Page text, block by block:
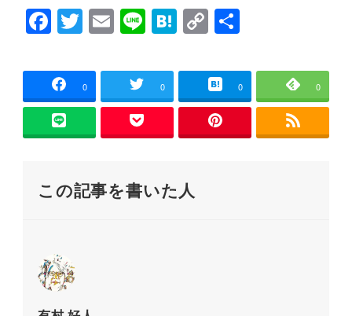
ウ
で
開
)
F
a
c
e
b
o
k
T
wi
tt
er
E
m
ai
l
Li
n
e
H
at
e
n
C
o
p
y
Li
n
共
0 0 0 0
この記事を書いた人